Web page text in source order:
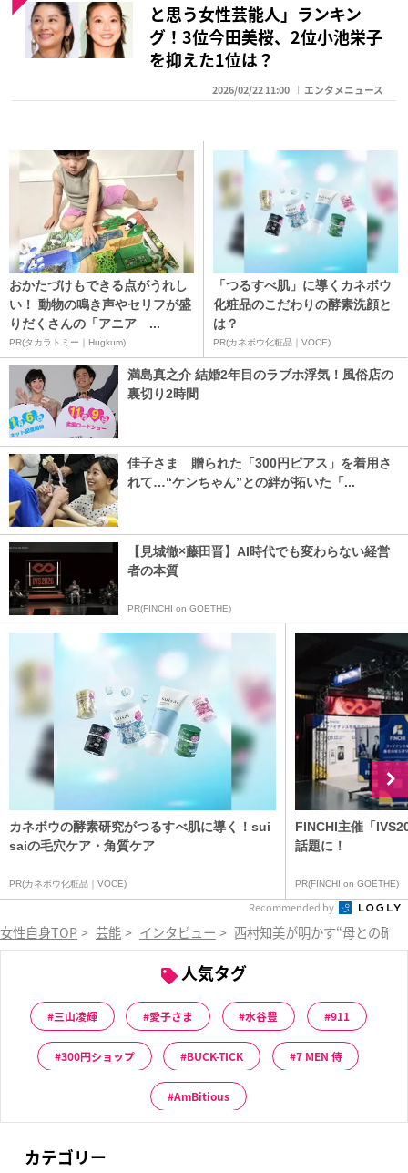
と思う女性芸能人」ランキン
グ！3位今田美桜、2位小池栄子
を抑えた1位は？
2026/02/22 11:00 エンタメニュース
おかたづけもできる点がうれし
い！ 動物の鳴き声やセリフが盛
りだくさんの「アニア ...
PR(タカラトミー｜Hugkum)
「つるすべ肌」に導くカネボウ
化粧品のこだわりの酵素洗顔と
は？
PR(カネボウ化粧品｜VOCE)
満島真之介 結婚2年目のラブホ浮気！風俗店の
裏切り2時間
佳子さま 贈られた「300円ピアス」を着用さ
れて…“ケンちゃん”との絆が拓いた「...
【見城徹×藤田晋】AI時代でも変わらない経営
者の本質
PR(FINCHI on GOETHE)
カネボウの酵素研究がつるすべ肌に導く！sui
saiの毛穴ケア・角質ケア
PR(カネボウ化粧品｜VOCE)
FINCHI主催「
話題に！
PR(FINCHI on GOETHE)
Recommended by
女性自身TOP > 芸能 > インタビュー > 西村知美が明かす“母との確
人気タグ
三山凌輝 愛子さま 水谷豊 911
300円ショップ BUCK-TICK 7 MEN 侍
AmBitious
カテゴリー